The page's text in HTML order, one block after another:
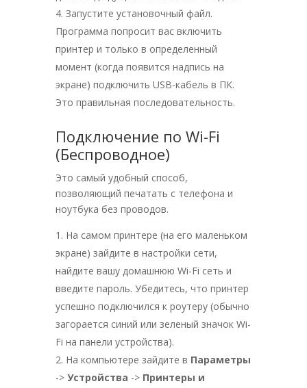
Запустите установочный файл.
Программа попросит вас включить
принтер и только в определенный
момент (когда появится надпись на
экране) подключить USB-кабель в ПК.
Это правильная последовательность.
Подключение по Wi-Fi
(Беспроводное)
Это самый удобный способ,
позволяющий печатать с телефона и
ноутбука без проводов.
На самом принтере (на его маленьком
экране) зайдите в настройки сети,
найдите вашу домашнюю Wi-Fi сеть и
введите пароль. Убедитесь, что принтер
успешно подключился к роутеру (обычно
загорается синий или зеленый значок Wi-
Fi на панели устройства).
На компьютере зайдите в Параметры
-> Устройства -> Принтеры и